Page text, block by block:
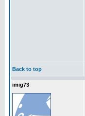
Back to top
imig73